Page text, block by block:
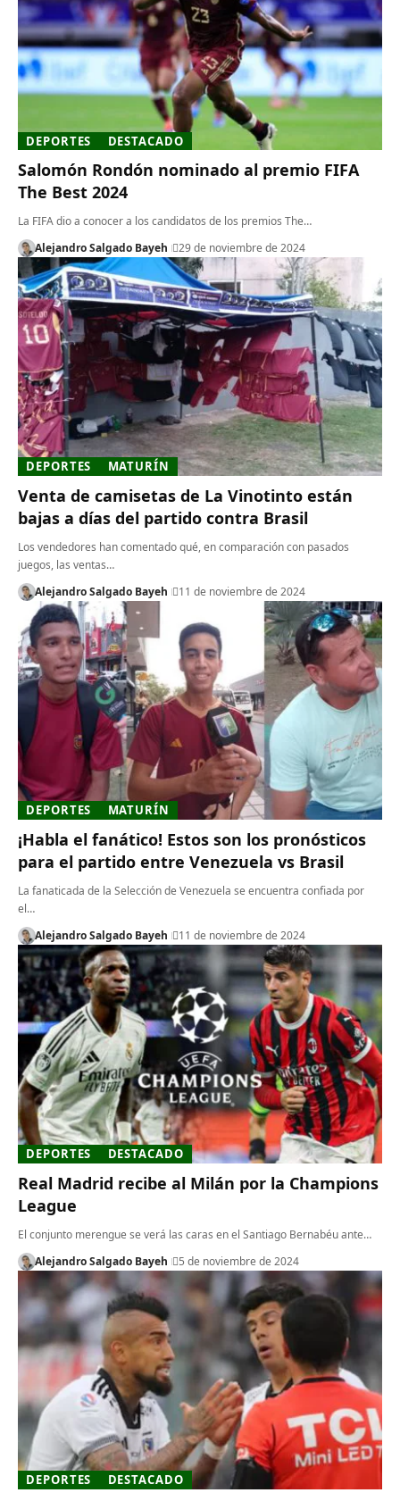
DEPORTES DESTACADO
Salomón Rondón nominado al premio FIFA
The Best 2024
La FIFA dio a conocer a los candidatos de los premios The…
Alejandro Salgado Bayeh
29 de noviembre de 2024
DEPORTES MATURÍN
Venta de camisetas de La Vinotinto están
bajas a días del partido contra Brasil
Los vendedores han comentado qué, en comparación con pasados
juegos, las ventas…
Alejandro Salgado Bayeh
11 de noviembre de 2024
DEPORTES MATURÍN
¡Habla el fanático! Estos son los pronósticos
para el partido entre Venezuela vs Brasil
La fanaticada de la Selección de Venezuela se encuentra confiada por
el…
Alejandro Salgado Bayeh
11 de noviembre de 2024
DEPORTES DESTACADO
Real Madrid recibe al Milán por la Champions
League
El conjunto merengue se verá las caras en el Santiago Bernabéu ante…
Alejandro Salgado Bayeh
5 de noviembre de 2024
DEPORTES DESTACADO